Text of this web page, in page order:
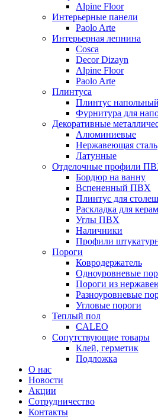
Alpine Floor
Интерьерные панели
Paolo Arte
Интерьерная лепнина
Cosca
Decor Dizayn
Alpine Floor
Paolo Arte
Плинтуса
Плинтус напольный
Фурнитура для
Декоративные
Алюминиевые
Нержавеющая сталь
Латунные
Отделочные профили
Бордюр на ванну
Вспененный ПВХ
Плинтус для
Раскладка для
Углы ПВХ
Наличники
Профили
Пороги
Ковродержатель
Одноуровневые
Пороги из
Разноуровневые
Угловые пороги
Теплый пол
CALEO
Сопутствующие товары
Клей, герметик
Подложка
О нас
Новости
Акции
Сотрудничество
Контакты